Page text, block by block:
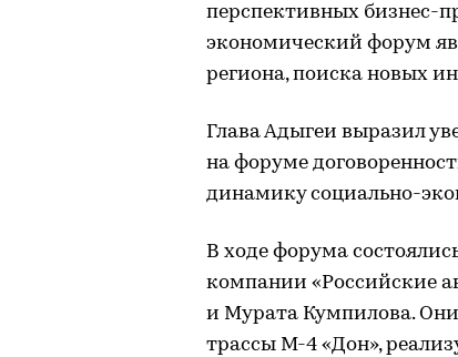
перспективных бизнес-
экономический форум
региона, поиска новых
Глава Адыгеи выразил
на форуме
динамику социально-
В ходе форума
компании «Российские
и Мурата Кумпилова.
трассы М-4 «Дон»,